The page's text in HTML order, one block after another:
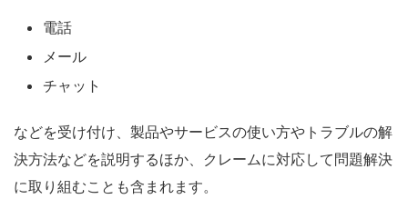
電話
メール
チャット
などを受け付け、製品やサービスの使い方やトラブルの解
決方法などを説明するほか、クレームに対応して問題解決
に取り組むことも含まれます。